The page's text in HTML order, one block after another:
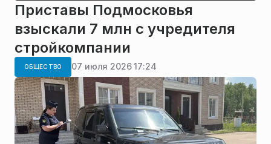
Приставы Подмосковья
взыскали 7 млн с учредителя
стройкомпании
ОБЩЕСТВО 07 июля 2026 17:24